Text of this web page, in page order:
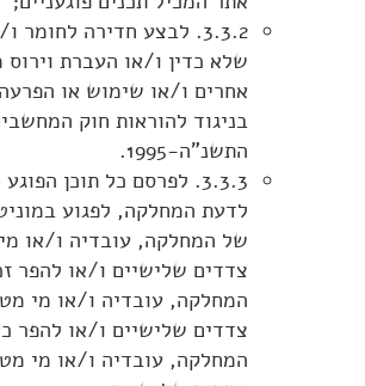
3.3.2. לבצע חדירה
שלא כדין ו/או העברת
אחרים ו/או שימוש או
בניגוד להוראות חוק
התשנ"ה-1995.
3.3.3. לפרסם כל תוכן
לדעת המחלקה, לפגוע
של המחלקה, עובדיה ו/או
צדדים שלישיים ו/או להפר
המחלקה, עובדיה ו/או מי
צדדים שלישיים ו/או להפר
המחלקה, עובדיה ו/או מי